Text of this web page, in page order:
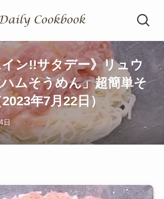
ン!!サタデー》リュウ
ムそうめん」超簡単そ
年7月22日）
日